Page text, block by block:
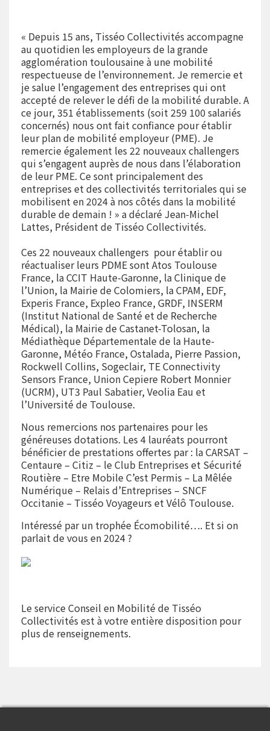
« Depuis 15 ans, Tisséo Collectivités accompagne
au quotidien les employeurs de la grande
agglomération toulousaine à une mobilité
respectueuse de l’environnement. Je remercie et
je salue l’engagement des entreprises qui ont
accepté de relever le défi de la mobilité durable. A
ce jour, 351 établissements (soit 259 100 salariés
concernés) nous ont fait confiance pour établir
leur plan de mobilité employeur (PME). Je
remercie également les 22 nouveaux challengers
qui s’engagent auprès de nous dans l’élaboration
de leur PME. Ce sont principalement des
entreprises et des collectivités territoriales qui se
mobilisent en 2024 à nos côtés dans la mobilité
durable de demain ! » a déclaré Jean-Michel
Lattes, Président de Tisséo Collectivités.
Ces 22 nouveaux challengers pour établir ou
réactualiser leurs PDME sont Atos Toulouse
France, la CCIT Haute-Garonne, la Clinique de
l’Union, la Mairie de Colomiers, la CPAM, EDF,
Experis France, Expleo France, GRDF, INSERM
(Institut National de Santé et de Recherche
Médical), la Mairie de Castanet-Tolosan, la
Médiathèque Départementale de la Haute-
Garonne, Météo France, Ostalada, Pierre Passion,
Rockwell Collins, Sogeclair, TE Connectivity
Sensors France, Union Cepiere Robert Monnier
(UCRM), UT3 Paul Sabatier, Veolia Eau et
l’Université de Toulouse.
Nous remercions nos partenaires pour les
généreuses dotations. Les 4 lauréats pourront
bénéficier de prestations offertes par : la CARSAT –
Centaure – Citiz – le Club Entreprises et Sécurité
Routière – Etre Mobile C’est Permis – La Mêlée
Numérique – Relais d’Entreprises – SNCF
Occitanie – Tisséo Voyageurs et Vélô Toulouse.
Intéressé par un trophée Écomobilité…. Et si on
parlait de vous en 2024 ?
Le service Conseil en Mobilité de Tisséo
Collectivités est à votre entière disposition pour
plus de renseignements.